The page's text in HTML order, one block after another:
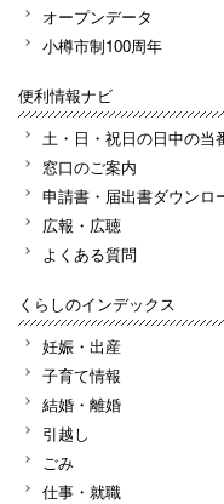
オープンデータ
小樽市制100周年
便利情報ナビ
土・日・祝日の日中の当
窓口のご案内
申請書・届出書ダウンロ
広報・広聴
よくある質問
くらしのインデックス
妊娠・出産
子育て情報
結婚・離婚
引越し
ごみ
仕事・就職